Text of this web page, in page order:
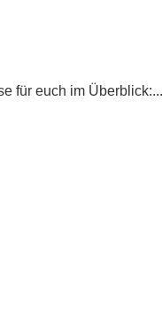
für euch im Überblick:...